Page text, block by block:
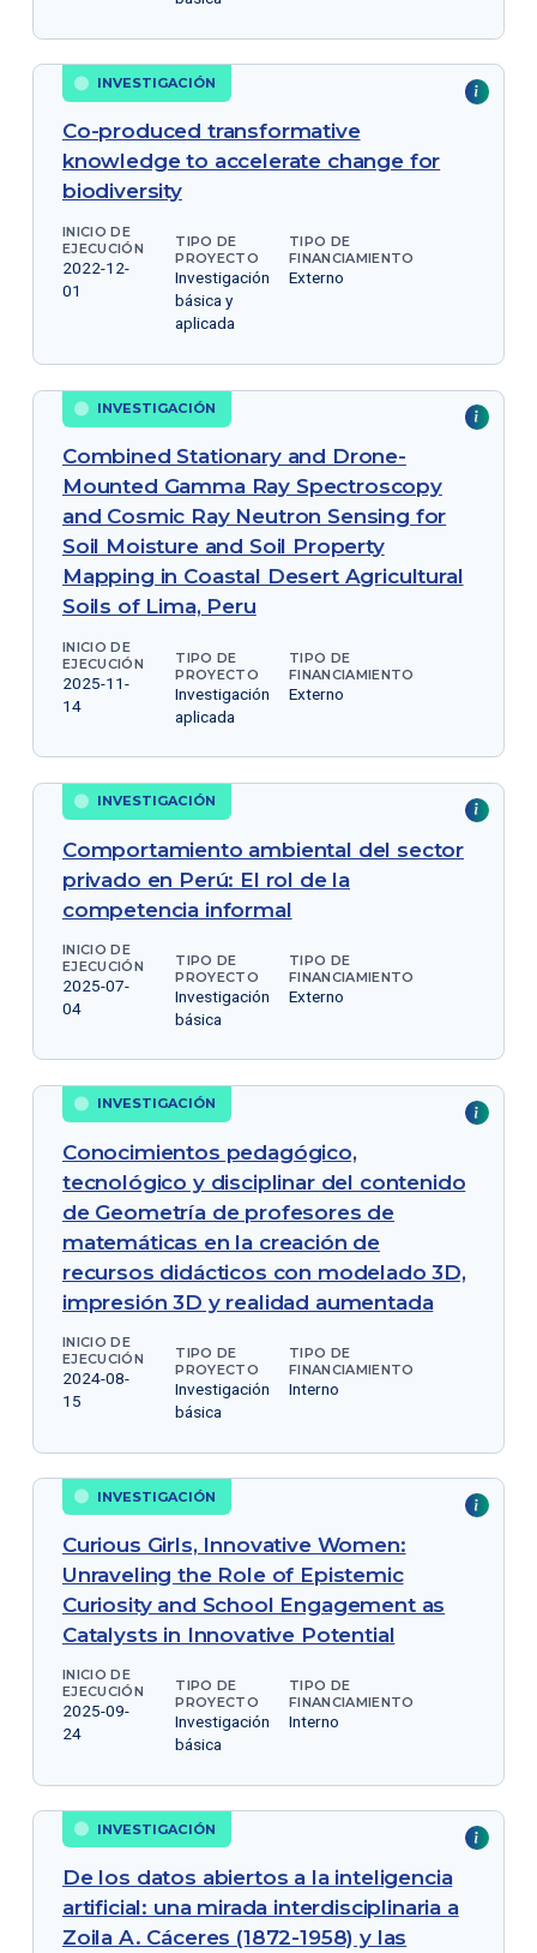
INVESTIGACIÓN
Co-produced transformative
knowledge to accelerate change for
biodiversity
INICIO DE
EJECUCIÓN
2022-12-
01
TIPO DE
PROYECTO
Investigación
básica y
aplicada
TIPO DE
FINANCIAMIENTO
Externo
INVESTIGACIÓN
Combined Stationary and Drone-
Mounted Gamma Ray Spectroscopy
and Cosmic Ray Neutron Sensing for
Soil Moisture and Soil Property
Mapping in Coastal Desert Agricultural
Soils of Lima, Peru
INICIO DE
EJECUCIÓN
2025-11-
14
TIPO DE
PROYECTO
Investigación
aplicada
TIPO DE
FINANCIAMIENTO
Externo
INVESTIGACIÓN
Comportamiento ambiental del sector
privado en Perú: El rol de la
competencia informal
INICIO DE
EJECUCIÓN
2025-07-
04
TIPO DE
PROYECTO
Investigación
básica
TIPO DE
FINANCIAMIENTO
Externo
INVESTIGACIÓN
Conocimientos pedagógico,
tecnológico y disciplinar del contenido
de Geometría de profesores de
matemáticas en la creación de
recursos didácticos con modelado 3D,
impresión 3D y realidad aumentada
INICIO DE
EJECUCIÓN
2024-08-
15
TIPO DE
PROYECTO
Investigación
básica
TIPO DE
FINANCIAMIENTO
Interno
INVESTIGACIÓN
Curious Girls, Innovative Women:
Unraveling the Role of Epistemic
Curiosity and School Engagement as
Catalysts in Innovative Potential
INICIO DE
EJECUCIÓN
2025-09-
24
TIPO DE
PROYECTO
Investigación
básica
TIPO DE
FINANCIAMIENTO
Interno
INVESTIGACIÓN
De los datos abiertos a la inteligencia
artificial: una mirada interdisciplinaria a
Zoila A. Cáceres (1872-1958) y las